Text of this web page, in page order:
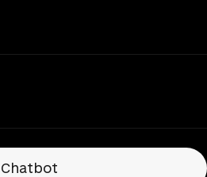
Chatbot